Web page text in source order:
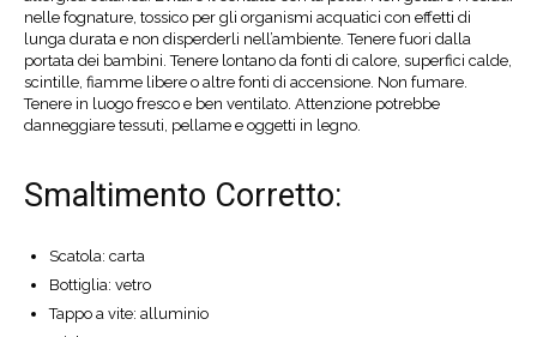
nelle fognature, tossico per gli organismi acquatici con effetti di
lunga durata e non disperderli nell’ambiente. Tenere fuori dalla
portata dei bambini. Tenere lontano da fonti di calore, superfici calde,
scintille, fiamme libere o altre fonti di accensione. Non fumare.
Tenere in luogo fresco e ben ventilato. Attenzione potrebbe
danneggiare tessuti, pellame e oggetti in legno.
Smaltimento Corretto:
Scatola: carta
Bottiglia: vetro
Tappo a vite: alluminio